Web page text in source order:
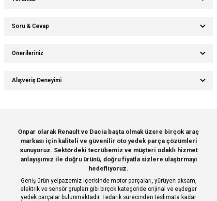
Soru & Cevap
Önerileriniz
Bu ürünün fiyat bilgisi, resim, ürün açıklamalarında ve diğer konularda
yetersiz gördüğünüz noktaları öneri formunu kullanarak tarafımıza
Ürün resmi kalitesiz, bozuk veya görüntülenemiyor.
Ürün açıklamasında eksik bilgiler bulunuyor.
Ürün bilgilerinde hatalar bulunuyor.
Ürün fiyatı diğer sitelerden daha pahalı.
Bu ürüne benzer farklı alternatifler olmalı.
Alışveriş Deneyimi
Deneyimini Paylaş
Onpar olarak Renault ve Dacia başta olmak üzere birçok araç
markası için kaliteli ve güvenilir oto yedek parça çözümleri
sunuyoruz. Sektördeki tecrübemiz ve müşteri odaklı hizmet
anlayışımız ile doğru ürünü, doğru fiyatla sizlere ulaştırmayı
hedefliyoruz.
Geniş ürün yelpazemiz içerisinde motor parçaları, yürüyen aksam,
elektrik ve sensör grupları gibi birçok kategoride orijinal ve eşdeğer
yedek parçalar bulunmaktadır. Tedarik sürecinden teslimata kadar